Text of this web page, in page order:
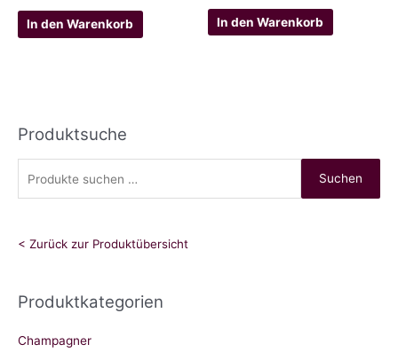
In den Warenkorb In den Warenkorb
Produktsuche
h
a
Suchen
< Zurück zur Produktübersicht
Produktkategorien
Champagner